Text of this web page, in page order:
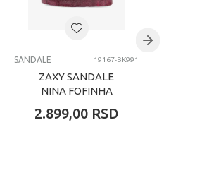
SANDALE 19167-BK991
ZAXY SANDALE
NINA FOFINHA
2.899,00 RSD